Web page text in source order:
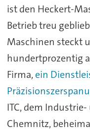
ist den Heckert-
Betrieb treu
Maschinen steckt
hundertprozentig
Firma, ein
ITC, dem
Chemnitz,